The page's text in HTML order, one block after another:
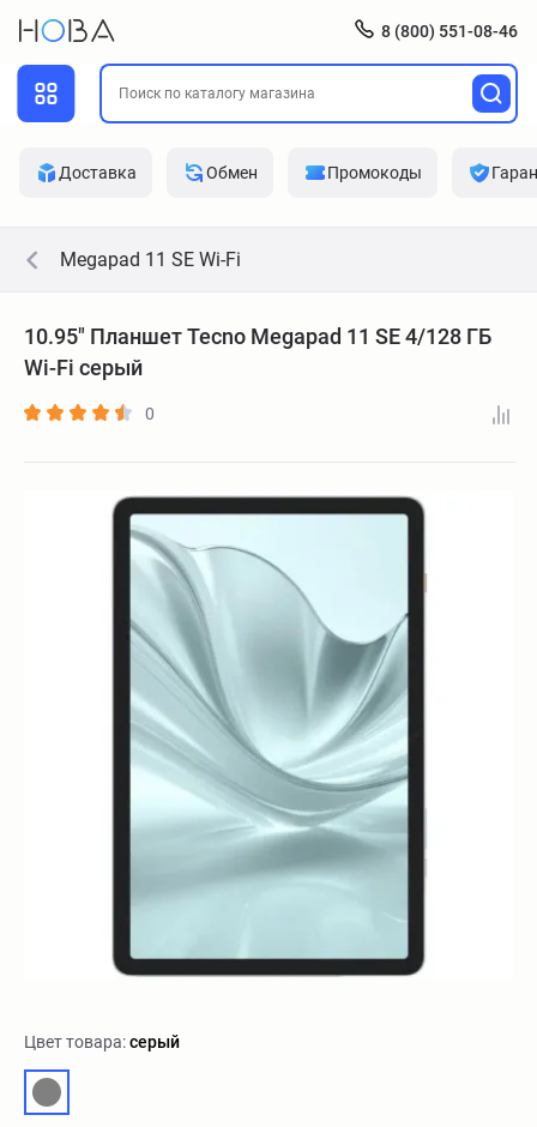
8 (800) 551-08-46
Доставка Обмен Промокоды
Megapad 11 SE Wi-Fi
10.95" Планшет Tecno Megapad 11 SE 4/128 ГБ
Wi-Fi серый
0
Цвет товара:серый